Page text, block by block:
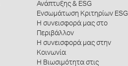
Ανάπτυξης & ESG
Ενσωμάτωση Κριτηρίων ESG
Η συνεισφορά μας στο
Περιβάλλον
Η συνεισφορά μας στην
Κοινωνία
Η Βιωσιμότητα στις